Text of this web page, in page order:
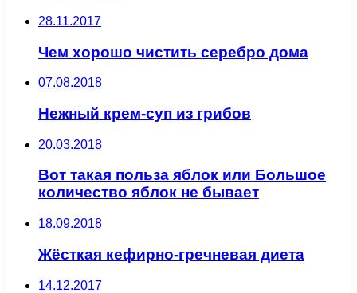
28.11.2017
Чем хорошо чистить серебро дома
07.08.2018
Нежный крем-суп из грибов
20.03.2018
Вот такая польза яблок или Большое
количество яблок не бывает
18.09.2018
Жёсткая кефирно-гречневая диета
14.12.2017